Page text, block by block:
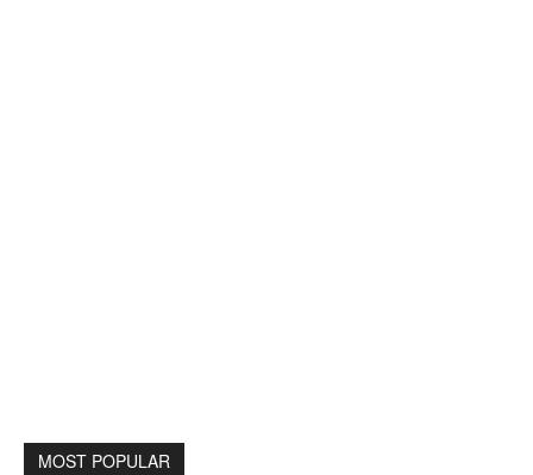
MOST POPULAR